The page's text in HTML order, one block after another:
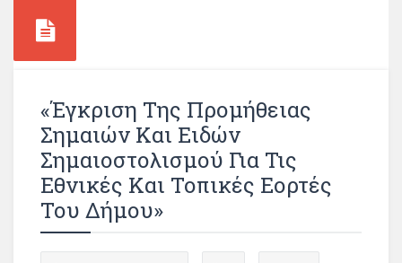
«Έγκριση Της Προμήθειας
Σημαιών Και Ειδών
Σημαιοστολισμού Για Τις
Εθνικές Και Τοπικές Εορτές
Του Δήμου»